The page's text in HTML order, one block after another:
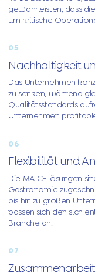
gewährleisten, dass
um kritische
05
Nachhaltigkeit
Das Unternehmen
zu senken, während
Qualitätsstandards
Unternehmen
06
Flexibilität und
Die MAIC-Lösungen
Gastronomie
bis hin zu großen
passen sich den sich
Branche an.
07